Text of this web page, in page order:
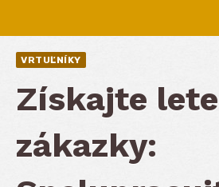
VRTUĽNÍKY
Získajte
zákazky: